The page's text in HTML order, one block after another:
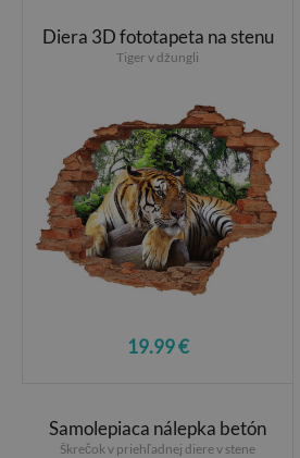
Diera 3D fototapeta na stenu
Tiger v džungli
19.99 €
Samolepiaca nálepka betón
Škrečok v priehľadnej diere v stene